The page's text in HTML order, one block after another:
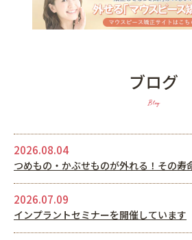
ブログ
Blog
2026.08.04
つめもの・かぶせものが外れる！その寿
2026.07.09
インプラントセミナーを開催しています